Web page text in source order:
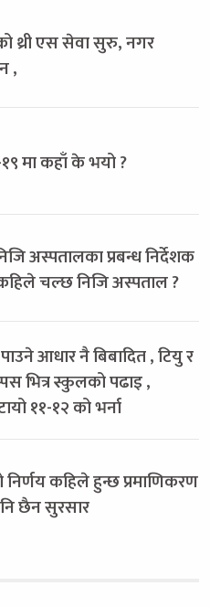
थ्री एस सेवा सुरु, नगर
,
मा कहाँ के भयो ?
अस्पतालका प्रबन्ध निर्देशक
चल्छ निजि अस्पताल ?
आधार नै बिबादित , टियु र
भित्र स्कुलको पढाइ ,
११-१२ को भर्ना
कहिले हुन्छ प्रमाणिकरण
छैन सुरसार